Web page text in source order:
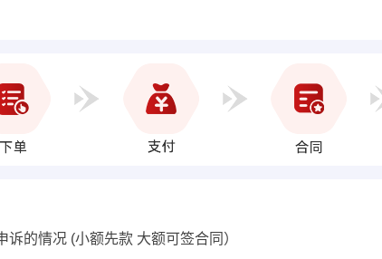
的情况 (小额先款 大额可签合同）